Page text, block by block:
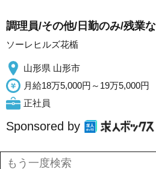
調理員/その他/日勤のみ/残業
ソーレヒルズ花楯
山形県 山形市
月給18万5,000円～19万5,000円
正社員
Sponsored by